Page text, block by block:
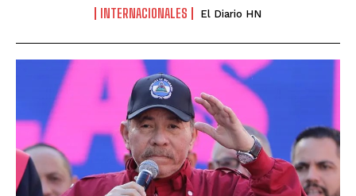
INTERNACIONALES El Diario HN